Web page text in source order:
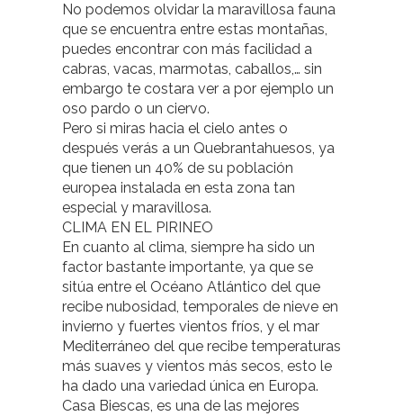
No podemos olvidar la maravillosa fauna
que se encuentra entre estas montañas,
puedes encontrar con más facilidad a
cabras, vacas, marmotas, caballos,… sin
embargo te costara ver a por ejemplo un
oso pardo o un ciervo.
Pero si miras hacia el cielo antes o
después verás a un Quebrantahuesos, ya
que tienen un 40% de su población
europea instalada en esta zona tan
especial y maravillosa.
CLIMA EN EL PIRINEO
En cuanto al clima, siempre ha sido un
factor bastante importante, ya que se
sitúa entre el Océano Atlántico del que
recibe nubosidad, temporales de nieve en
invierno y fuertes vientos fríos, y el mar
Mediterráneo del que recibe temperaturas
más suaves y vientos más secos, esto le
ha dado una variedad única en Europa.
Casa Biescas, es una de las mejores